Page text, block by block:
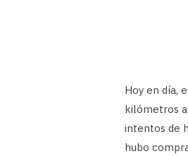
Hoy en día,
kilómetros
intentos de
hubo